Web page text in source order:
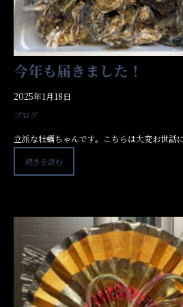
今年も届きました！
2025年1月18日
ブログ
立派な牡蠣ちゃんです。こちらは大変お世話
続きを読む